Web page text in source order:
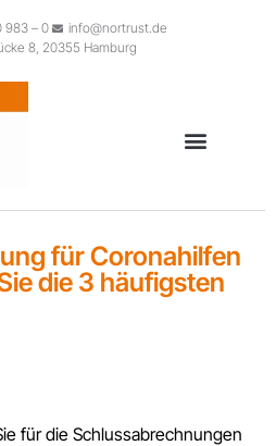
983 – 0
info@nortrust.de
8, 20355 Hamburg
für Coronahilfen
die 3 häufigsten
für die Schlussabrechnungen